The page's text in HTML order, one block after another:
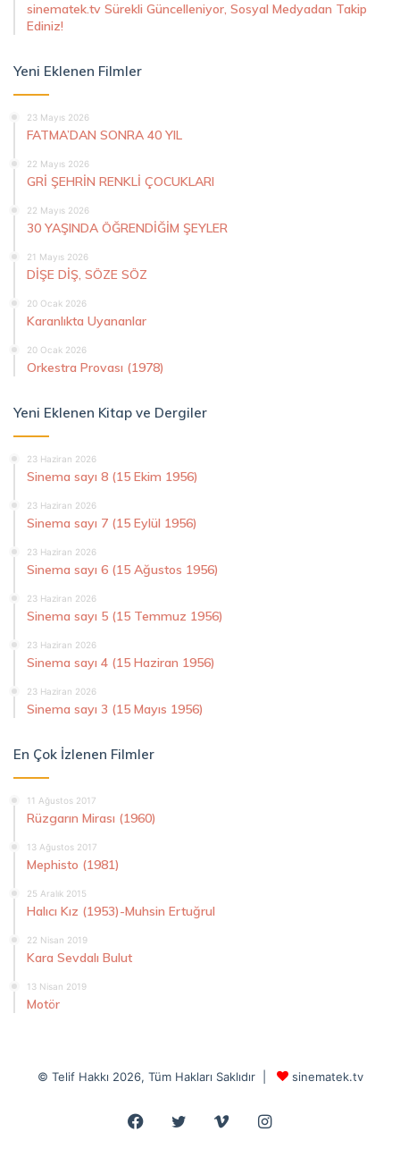
sinematek.tv Sürekli Güncelleniyor, Sosyal Medyadan Takip
Ediniz!
Yeni Eklenen Filmler
23 Mayıs 2026
FATMA’DAN SONRA 40 YIL
22 Mayıs 2026
GRİ ŞEHRİN RENKLİ ÇOCUKLARI
22 Mayıs 2026
30 YAŞINDA ÖĞRENDİĞİM ŞEYLER
21 Mayıs 2026
DİŞE DİŞ, SÖZE SÖZ
20 Ocak 2026
Karanlıkta Uyananlar
20 Ocak 2026
Orkestra Provası (1978)
Yeni Eklenen Kitap ve Dergiler
23 Haziran 2026
Sinema sayı 8 (15 Ekim 1956)
23 Haziran 2026
Sinema sayı 7 (15 Eylül 1956)
23 Haziran 2026
Sinema sayı 6 (15 Ağustos 1956)
23 Haziran 2026
Sinema sayı 5 (15 Temmuz 1956)
23 Haziran 2026
Sinema sayı 4 (15 Haziran 1956)
23 Haziran 2026
Sinema sayı 3 (15 Mayıs 1956)
En Çok İzlenen Filmler
11 Ağustos 2017
Rüzgarın Mirası (1960)
13 Ağustos 2017
Mephisto (1981)
25 Aralık 2015
Halıcı Kız (1953)-Muhsin Ertuğrul
22 Nisan 2019
Kara Sevdalı Bulut
13 Nisan 2019
Motör
© Telif Hakkı 2026, Tüm Hakları Saklıdır | sinematek.tv
Facebook
Twitter VimeoInstagram